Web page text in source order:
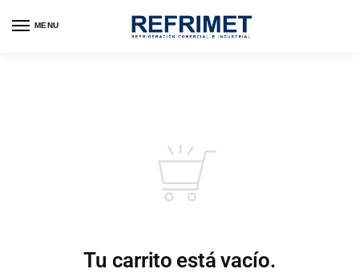
MENU
Tu carrito está vacío.